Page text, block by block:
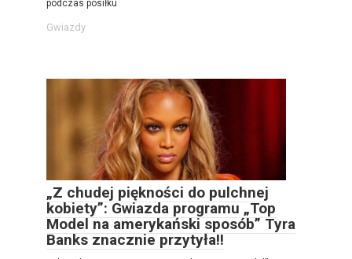
podczas posiłku
Gwiazdy
„Z chudej piękności do pulchnej
kobiety”: Gwiazda programu „Top
Model na amerykański sposób” Tyra
Banks znacznie przytyła!!